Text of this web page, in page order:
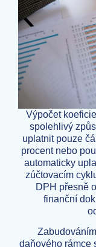
Výpočet
spolehlivý
uplatnit pouze
procent nebo
automaticky
zúčtovacím
DPH přesně
finanční
daňového rámce